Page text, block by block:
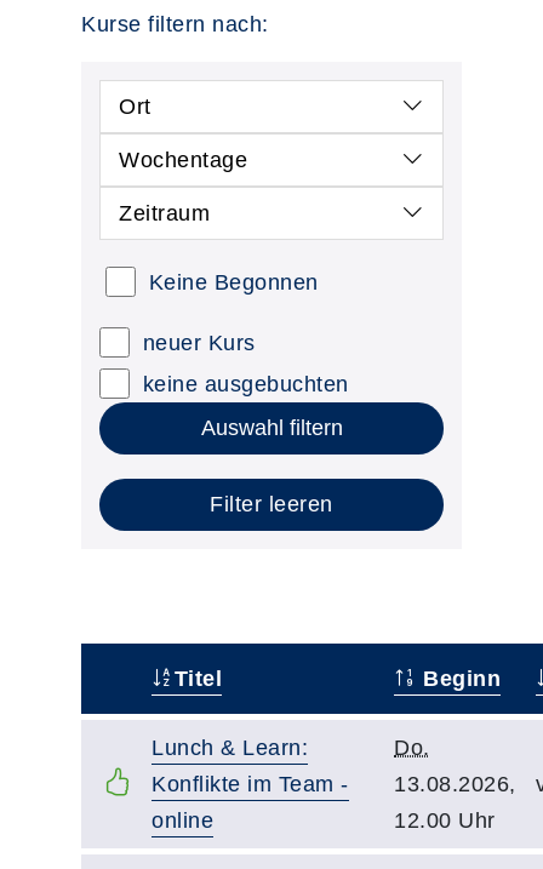
Kurse filtern nach:
Ort
Wochentage
Zeitraum
Keine Begonnen
neuer Kurs
keine ausgebuchten
Auswahl filtern
Filter leeren
Titel Beginn
Lunch & Learn:
Konflikte im Team -
online
Do.
13.08.2026,
12.00 Uhr